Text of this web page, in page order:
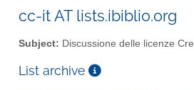
cc-it AT lists.ibiblio.org
Subject: Discussione delle licenze
List archive